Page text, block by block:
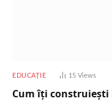
EDUCAȚIE 15Views
Cum îți